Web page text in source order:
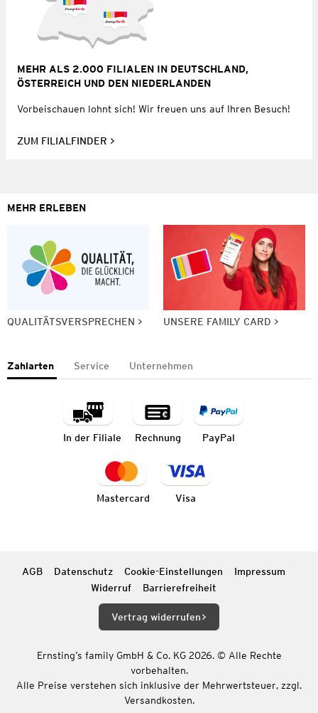
MEHR ALS 2.000 FILIALEN IN DEUTSCHLAND,
ÖSTERREICH UND DEN NIEDERLANDEN
Vorbeischauen lohnt sich! Wir freuen uns auf Ihren Besuch!
ZUM FILIALFINDER
MEHR ERLEBEN
QUALITÄTSVERSPRECHEN UNSERE FAMILY CARD
Zahlarten Service Unternehmen
In der Filiale Rechnung PayPal
Mastercard Visa
AGB Datenschutz Cookie-Einstellungen
Impressum
Widerruf
Barrierefreiheit
Vertrag widerrufen
Ernsting’s family GmbH & Co. KG 2026. © Alle Rechte
vorbehalten.
Alle Preise verstehen sich inklusive der Mehrwertsteuer, zzgl.
Versandkosten.